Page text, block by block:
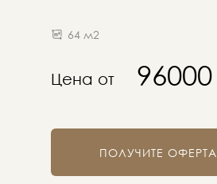
64 м2
Цена от 96000
ПОЛУЧИТЕ ОФЕРТА